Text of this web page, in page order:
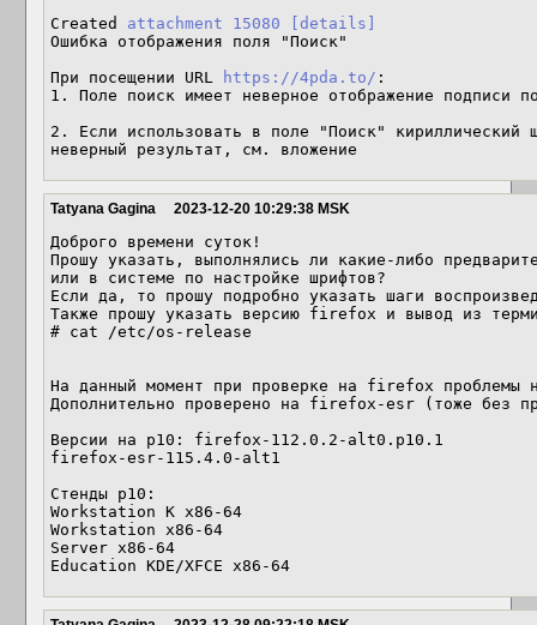
Created attachment 15080
[details]
Ошибка отображения поля "Поиск"
При посещении URL
https://4pda.to/ :
1. Поле поиск имеет неверное отображение подписи
2. Если использовать в поле "Поиск" кириллический
неверный результат, см. вложение
Tatyana Gagina 2023-12-20 10:29:38 MSK
Доброго времени суток!
Прошу указать, выполнялись ли какие-либо
или в системе по настройке шрифтов?
Если да, то прошу подробно указать шаги
Также прошу указать версию firefox и вывод из
# cat /etc/os-release
На данный момент при проверке на firefox проблемы
Дополнительно проверено на firefox-esr (тоже без
Версии на p10: firefox-112.0.2-alt0.p10.1
firefox-esr-115.4.0-alt1
Стенды p10:
Workstation K x86-64
Workstation x86-64
Server x86-64
Education KDE/XFCE x86-64